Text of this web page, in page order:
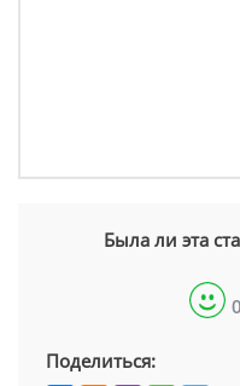
Была ли эта
0
Поделиться: